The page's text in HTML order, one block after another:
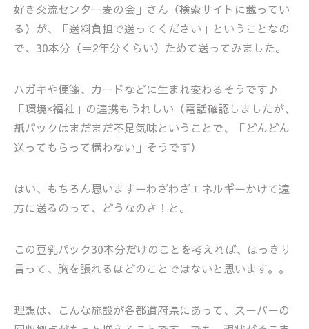
好き交流センター麦の会」さん（検索サイトに載ってい
る）が、「送料負担で送ってください」ということなの
で、30本分（＝2年分くらい）ためて送ってみました。
ハガキや便箋、カードなどに生まれ変わるそうです♪
「環境×福祉」の連携もうれしい（電話確認しましたが、
紙パックはまだまだ不足気味ということで、「どんどん
送ってもらって構わない」そうです）
はい、もちろん思いますーわざわざエネルギーかけて遠
方に送るのって、どうなのさ！と。
この豆乳パック30本分だけのことを考えれば、はっきり
言って、胸を張れるほどのことではないと思います。。
理想は、こんな施設が各都道府県にあって、スーパーの